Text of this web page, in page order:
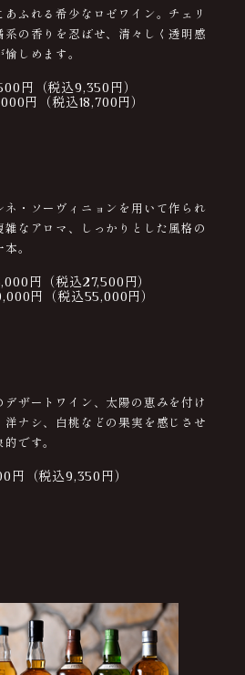
あふれる希少なロゼワイン。チェリ
系の香りを忍ばせ、清々しく透明感
しめます。
円（税込9,350円）
円（税込18,700円）
ネ・ソーヴィニョンを用いて作られ
なアロマ、しっかりとした風格の
。
円（税込27,500円）
円（税込55,000円）
デザートワイン、太陽の恵みを付け
洋ナシ、白桃などの果実を感じさせ
です。
円（税込9,350円）